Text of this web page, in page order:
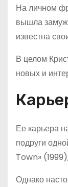
На личном
вышла замуж
известна
В целом
новых и
Ее карьера
подруги
Town»
Однако